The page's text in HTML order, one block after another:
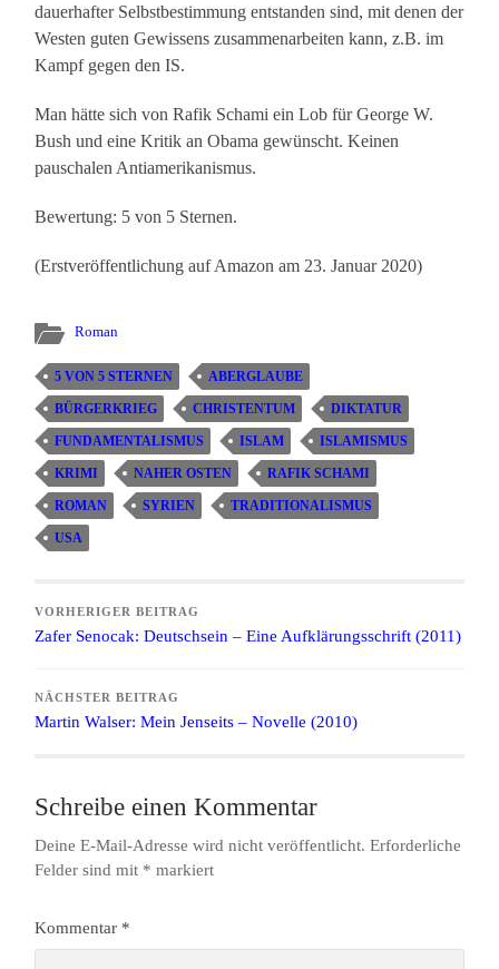
dauerhafter Selbstbestimmung entstanden sind, mit denen der
Westen guten Gewissens zusammenarbeiten kann, z.B. im
Kampf gegen den IS.
Man hätte sich von Rafik Schami ein Lob für George W.
Bush und eine Kritik an Obama gewünscht. Keinen
pauschalen Antiamerikanismus.
Bewertung: 5 von 5 Sternen.
(Erstveröffentlichung auf Amazon am 23. Januar 2020)
Roman
5 VON 5 STERNEN ABERGLAUBE
BÜRGERKRIEG CHRISTENTUM DIKTATUR
FUNDAMENTALISMUS ISLAM ISLAMISMUS
KRIMI NAHER OSTEN RAFIK SCHAMI
ROMAN SYRIEN TRADITIONALISMUS
USA
VORHERIGER BEITRAG
Zafer Senocak: Deutschsein – Eine Aufklärungsschrift (2011)
NÄCHSTER BEITRAG
Martin Walser: Mein Jenseits – Novelle (2010)
Schreibe einen Kommentar
Deine E-Mail-Adresse wird nicht veröffentlicht. Erforderliche
Felder sind mit * markiert
Kommentar *